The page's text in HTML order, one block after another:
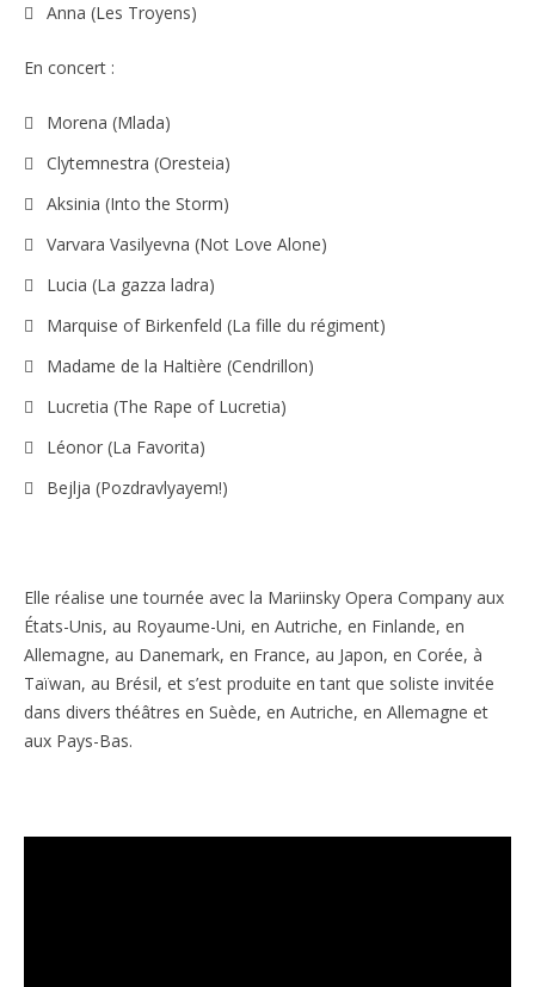
Anna (Les Troyens)
En concert :
Morena (Mlada)
Clytemnestra (Oresteia)
Aksinia (Into the Storm)
Varvara Vasilyevna (Not Love Alone)
Lucia (La gazza ladra)
Marquise of Birkenfeld (La fille du régiment)
Madame de la Haltière (Cendrillon)
Lucretia (The Rape of Lucretia)
Léonor (La Favorita)
Bejlja (Pozdravlyayem!)
Elle réalise une tournée avec la Mariinsky Opera Company aux
États-Unis, au Royaume-Uni, en Autriche, en Finlande, en
Allemagne, au Danemark, en France, au Japon, en Corée, à
Taïwan, au Brésil, et s’est produite en tant que soliste invitée
dans divers théâtres en Suède, en Autriche, en Allemagne et
aux Pays-Bas.